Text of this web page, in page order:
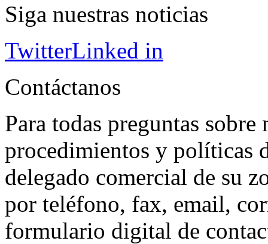
Siga nuestras noticias
TwitterLinked in
Contáctanos
Para todas preguntas
procedimientos y políticas
delegado comercial de su
por teléfono, fax, email,
formulario digital de